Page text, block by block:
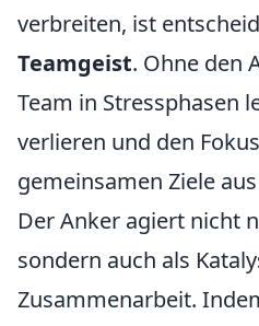
verbreiten, ist
Teamgeist. Ohne den
Team in Stressphasen
verlieren und den
gemeinsamen Ziele
Der Anker agiert nicht
sondern auch als
Zusammenarbeit.